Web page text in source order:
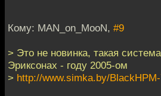
Кому: MAN_on_MooN, #9
> Это не новинка, такая
Эриксонах - году 2005-ом
> http://www.simka.by/